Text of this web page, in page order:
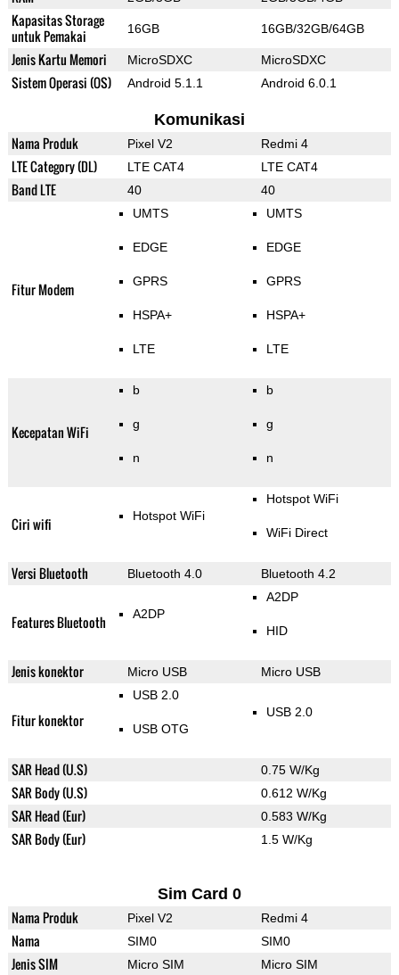
Kapasitas Storage
untuk Pemakai
16GB 16GB/32GB/64GB
Jenis Kartu Memori MicroSDXC MicroSDXC
Sistem Operasi (OS) Android 5.1.1 Android 6.0.1
Komunikasi
Nama Produk Pixel V2 Redmi 4
LTE Category (DL) LTE CAT4 LTE CAT4
Band LTE 40 40
Fitur Modem
UMTS
EDGE
GPRS
HSPA+
LTE
UMTS
EDGE
GPRS
HSPA+
LTE
Kecepatan WiFi
b
g
n
b
g
n
Ciri wifi Hotspot WiFi
Hotspot WiFi
WiFi Direct
Versi Bluetooth Bluetooth 4.0 Bluetooth 4.2
Features Bluetooth A2DP
A2DP
HID
Jenis konektor Micro USB Micro USB
Fitur konektor
USB 2.0
USB OTG
USB 2.0
SAR Head (U.S) 0.75 W/Kg
SAR Body (U.S) 0.612 W/Kg
SAR Head (Eur) 0.583 W/Kg
SAR Body (Eur) 1.5 W/Kg
Sim Card 0
Nama Produk Pixel V2 Redmi 4
Nama SIM0 SIM0
Jenis SIM Micro SIM Micro SIM